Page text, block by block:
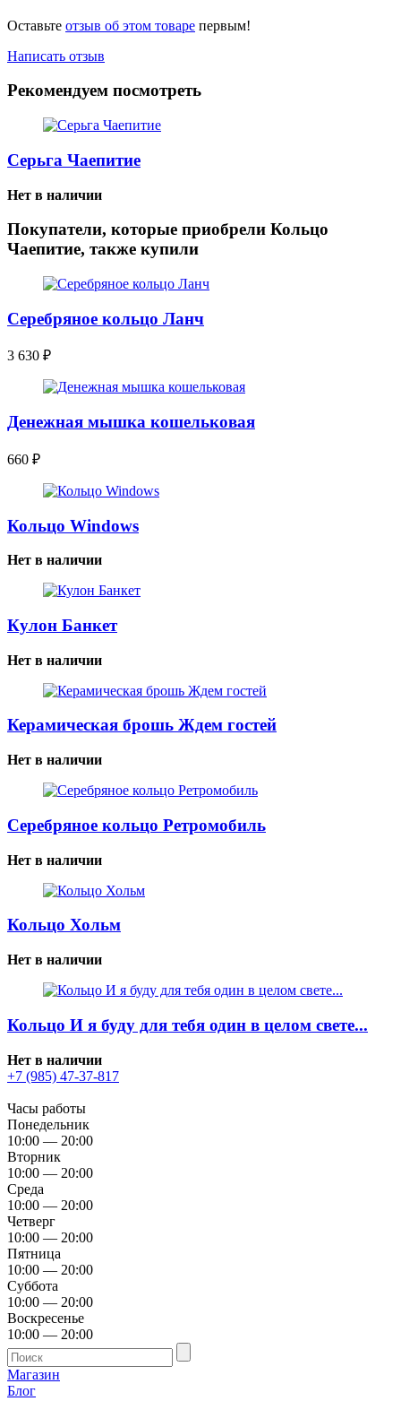
Оставьте отзыв об этом товаре первым!
Написать отзыв
Рекомендуем посмотреть
Серьга Чаепитие
Нет в наличии
Покупатели, которые приобрели Кольцо
Чаепитие, также купили
Серебряное кольцо Ланч
3 630 ₽
Денежная мышка кошельковая
660 ₽
Кольцо Windows
Нет в наличии
Кулон Банкет
Нет в наличии
Керамическая брошь Ждем гостей
Нет в наличии
Серебряное кольцо Ретромобиль
Нет в наличии
Кольцо Хольм
Нет в наличии
Кольцо И я буду для тебя один в целом свете...
Нет в наличии
+7 (985) 47-37-817
Часы работы
Понедельник
10:00 — 20:00
Вторник
10:00 — 20:00
Среда
10:00 — 20:00
Четверг
10:00 — 20:00
Пятница
10:00 — 20:00
Суббота
10:00 — 20:00
Воскресенье
10:00 — 20:00
Магазин
Блог